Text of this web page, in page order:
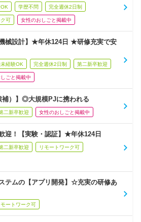
学歴不問 完全週休2日制
可 女性のおしごと掲載中
械設計】★年休124日 ★研修充実で安
経験OK 完全週休2日制 第二新卒歓迎
ごと掲載中
補）】◎大規模PJに携われる
二新卒歓迎 女性のおしごと掲載中
迎！【実験・認証】★年休124日
二新卒歓迎 リモートワーク可
テムの【アプリ開発】☆充実の研修あ
モートワーク可